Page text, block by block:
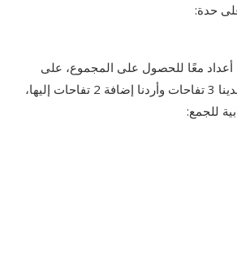
حدة:
أعداد معًا للحصول على المجموع، على
سبيل المثال، إذا كان لدينا 3 تفاحات وأردنا إضافة 2 تفاحات إليها،
للجمع: